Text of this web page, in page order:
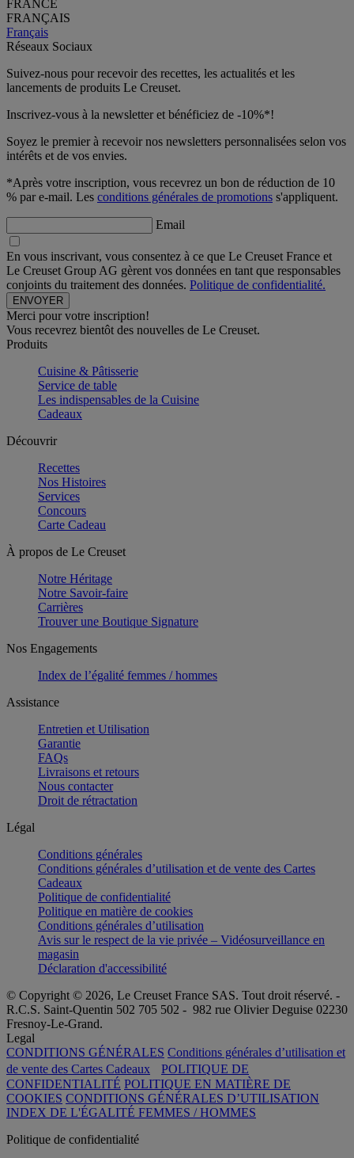
FRANCE
FRANÇAIS
Français
Réseaux Sociaux
Suivez-nous pour recevoir des recettes, les actualités et les
lancements de produits Le Creuset.
Inscrivez-vous à la newsletter et bénéficiez de -10%*!
Soyez le premier à recevoir nos newsletters personnalisées selon vos
intérêts et de vos envies.
*Après votre inscription, vous recevrez un bon de réduction de 10
% par e-mail. Les conditions générales de promotions s'appliquent.
Email
En vous inscrivant, vous consentez à ce que Le Creuset France et
Le Creuset Group AG gèrent vos données en tant que responsables
conjoints du traitement des données. Politique de confidentialité.
Merci pour votre inscription!
Vous recevrez bientôt des nouvelles de Le Creuset.
Produits
Cuisine & Pâtisserie
Service de table
Les indispensables de la Cuisine
Cadeaux
Découvrir
Recettes
Nos Histoires
Services
Concours
Carte Cadeau
À propos de Le Creuset
Notre Héritage
Notre Savoir-faire
Carrières
Trouver une Boutique Signature
Nos Engagements
Index de l’égalité femmes / hommes
Assistance
Entretien et Utilisation
Garantie
FAQs
Livraisons et retours
Nous contacter
Droit de rétractation
Légal
Conditions générales
Conditions générales d’utilisation et de vente des Cartes
Cadeaux
Politique de confidentialité
Politique en matière de cookies
Conditions générales d’utilisation
Avis sur le respect de la vie privée – Vidéosurveillance en
magasin
Déclaration d'accessibilité
© Copyright © 2026, Le Creuset France SAS. Tout droit réservé. -
R.C.S. Saint-Quentin 502 705 502 - 982 rue Olivier Deguise 02230
Fresnoy-Le-Grand.
Legal
CONDITIONS GÉNÉRALES Conditions générales d’utilisation et
de vente des Cartes Cadeaux
POLITIQUE DE
CONFIDENTIALITÉ POLITIQUE EN MATIÈRE DE
COOKIES CONDITIONS GÉNÉRALES D’UTILISATION
INDEX DE L'ÉGALITÉ FEMMES / HOMMES
Politique de confidentialité